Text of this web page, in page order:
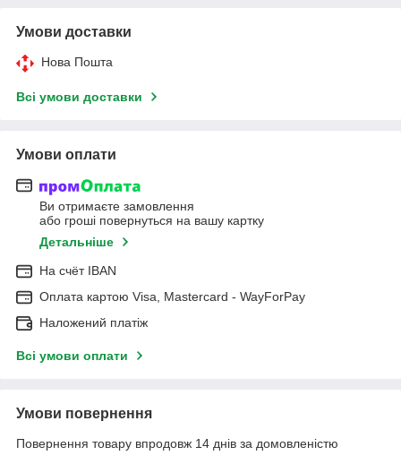
Умови доставки
Нова Пошта
Всі умови доставки
Умови оплати
Ви отримаєте замовлення
або гроші повернуться на вашу картку
Детальніше
На cчёт IBAN
Оплата картою Visa, Mastercard - WayForPay
Наложений платіж
Всі умови оплати
Умови повернення
Повернення товару впродовж 14 днів за домовленістю